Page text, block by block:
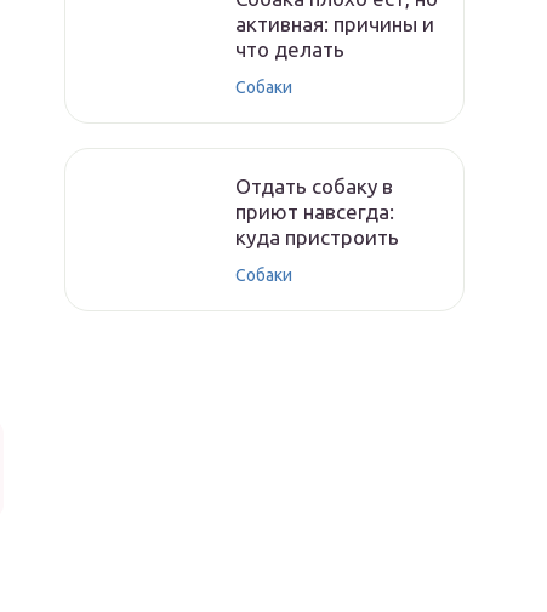
активная: причины и
что делать
Собаки
Отдать собаку в
приют навсегда:
куда пристроить
Собаки